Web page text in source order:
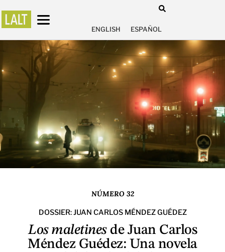
ENGLISH ESPAÑOL
NÚMERO 32
DOSSIER: JUAN CARLOS MÉNDEZ GUÉDEZ
Los maletinesde Juan Carlos
Méndez Guédez: Una novela